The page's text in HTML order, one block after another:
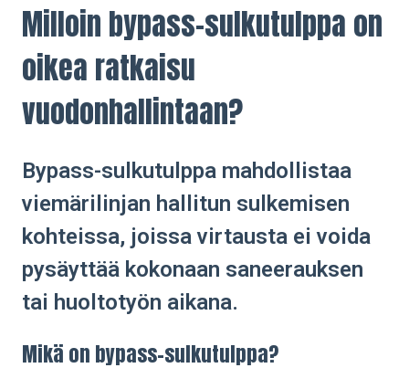
Milloin bypass-sulkutulppa on
oikea ratkaisu
vuodonhallintaan?
Bypass-sulkutulppa mahdollistaa
viemärilinjan hallitun sulkemisen
kohteissa, joissa virtausta ei voida
pysäyttää kokonaan saneerauksen
tai huoltotyön aikana.
Mikä on bypass-sulkutulppa?